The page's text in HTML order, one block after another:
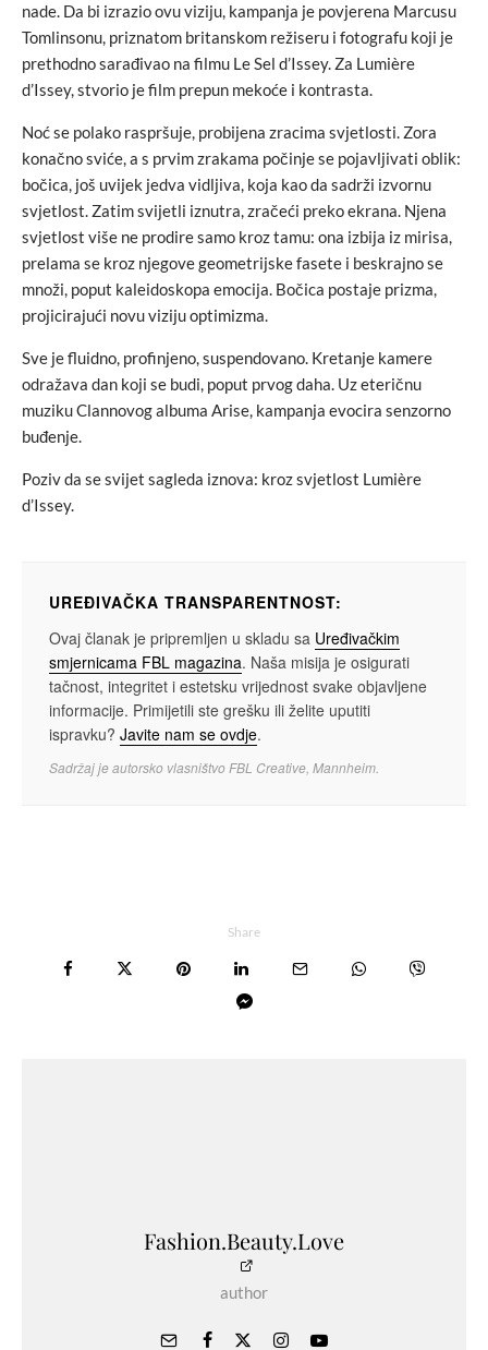
nade. Da bi izrazio ovu viziju, kampanja je povjerena Marcusu
Tomlinsonu, priznatom britanskom režiseru i fotografu koji je
prethodno sarađivao na filmu Le Sel d’Issey. Za Lumière
d’Issey, stvorio je film prepun mekoće i kontrasta.
Noć se polako raspršuje, probijena zracima svjetlosti. Zora
konačno sviće, a s prvim zrakama počinje se pojavljivati ​​oblik:
bočica, još uvijek jedva vidljiva, koja kao da sadrži izvornu
svjetlost. Zatim svijetli iznutra, zračeći preko ekrana. Njena
svjetlost više ne prodire samo kroz tamu: ona izbija iz mirisa,
prelama se kroz njegove geometrijske fasete i beskrajno se
množi, poput kaleidoskopa emocija. Bočica postaje prizma,
projicirajući novu viziju optimizma.
Sve je fluidno, profinjeno, suspendovano. Kretanje kamere
odražava dan koji se budi, poput prvog daha. Uz eteričnu
muziku Clannovog albuma Arise, kampanja evocira senzorno
buđenje.
Poziv da se svijet sagleda iznova: kroz svjetlost Lumière
d’Issey.
UREĐIVAČKA TRANSPARENTNOST:
Ovaj članak je pripremljen u skladu sa Uređivačkim
smjernicama FBL magazina. Naša misija je osigurati
tačnost, integritet i estetsku vrijednost svake objavljene
informacije. Primijetili ste grešku ili želite uputiti
ispravku? Javite nam se ovdje.
Sadržaj je autorsko vlasništvo FBL Creative, Mannheim.
Share
Fashion.Beauty.Love
author